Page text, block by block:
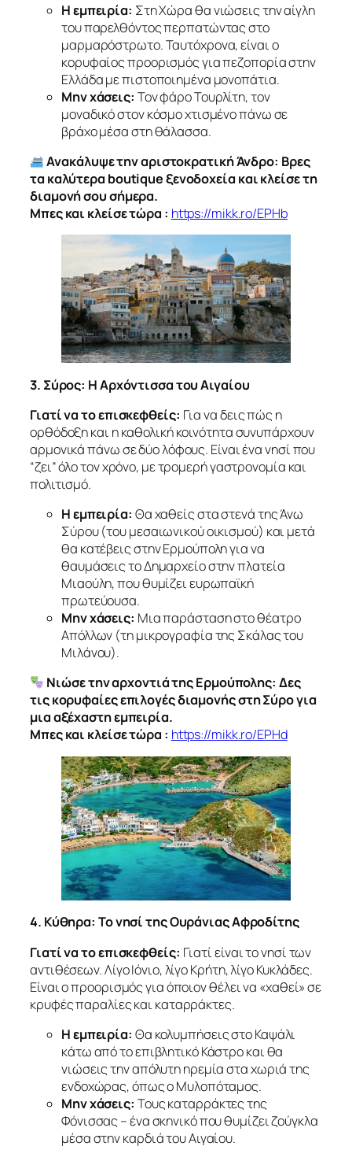
Η εμπειρία: Στη Χώρα θα νιώσεις την αίγλη
του παρελθόντος περπατώντας στο
μαρμαρόστρωτο. Ταυτόχρονα, είναι ο
κορυφαίος προορισμός για πεζοπορία στην
Ελλάδα με πιστοποιημένα μονοπάτια.
Μην χάσεις: Τον φάρο Τουρλίτη, τον
μοναδικό στον κόσμο χτισμένο πάνω σε
βράχο μέσα στη θάλασσα.
Ανακάλυψε την αριστοκρατική Άνδρο: Βρες
τα καλύτερα boutique ξενοδοχεία και κλείσε τη
διαμονή σου σήμερα.
Μπες και κλείσε τώρα : https://mikk.ro/EPHb
3. Σύρος: Η Αρχόντισσα του Αιγαίου
Γιατί να το επισκεφθείς: Για να δεις πώς η
ορθόδοξη και η καθολική κοινότητα συνυπάρχουν
αρμονικά πάνω σε δύο λόφους. Είναι ένα νησί που
“ζει” όλο τον χρόνο, με τρομερή γαστρονομία και
πολιτισμό.
Η εμπειρία: Θα χαθείς στα στενά της Άνω
Σύρου (του μεσαιωνικού οικισμού) και μετά
θα κατέβεις στην Ερμούπολη για να
θαυμάσεις το Δημαρχείο στην πλατεία
Μιαούλη, που θυμίζει ευρωπαϊκή
πρωτεύουσα.
Μην χάσεις: Μια παράσταση στο θέατρο
Απόλλων (τη μικρογραφία της Σκάλας του
Μιλάνου).
Νιώσε την αρχοντιά της Ερμούπολης: Δες
τις κορυφαίες επιλογές διαμονής στη Σύρο για
μια αξέχαστη εμπειρία.
Μπες και κλείσε τώρα : https://mikk.ro/EPHd
4. Κύθηρα: Το νησί της Ουράνιας Αφροδίτης
Γιατί να το επισκεφθείς: Γιατί είναι το νησί των
αντιθέσεων. Λίγο Ιόνιο, λίγο Κρήτη, λίγο Κυκλάδες.
Είναι ο προορισμός για όποιον θέλει να «χαθεί» σε
κρυφές παραλίες και καταρράκτες.
Η εμπειρία: Θα κολυμπήσεις στο Καψάλι
κάτω από το επιβλητικό Κάστρο και θα
νιώσεις την απόλυτη ηρεμία στα χωριά της
ενδοχώρας, όπως ο Μυλοπόταμος.
Μην χάσεις: Τους καταρράκτες της
Φόνισσας – ένα σκηνικό που θυμίζει ζούγκλα
μέσα στην καρδιά του Αιγαίου.